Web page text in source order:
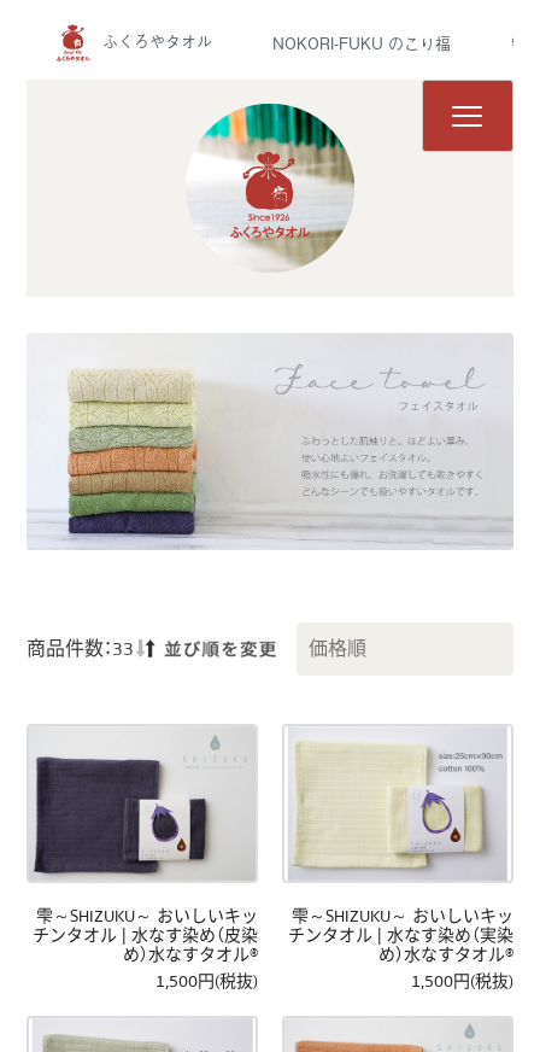
ふくろやタオル NOKORI-FUKU のこり福 雫
ふくろやタオル
商品件数：33
雫～SHIZUKU～ おいしいキッ
チンタオル | 水なす染め（皮染
め）水なすタオル®
1,500円(税抜)
雫～SHIZUKU～ おいしいキッ
チンタオル | 水なす染め（実染
め）水なすタオル®
1,500円(税抜)